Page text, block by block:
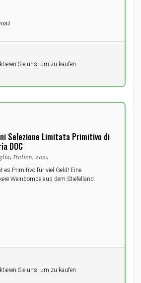
Sie uns, um zu kaufen
Selezione Limitata Primitivo di
DOC
Italien, 2024
es Primitivo für viel Geld! Eine
Weinbombe aus dem Stiefelland.
Sie uns, um zu kaufen